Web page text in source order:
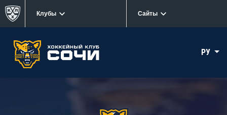
Клубы Сайты
РУ